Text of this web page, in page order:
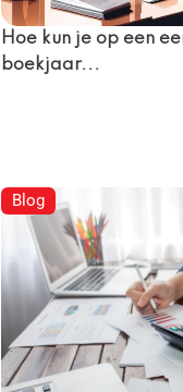
Hoe kun je op een
boekjaar...
Blog